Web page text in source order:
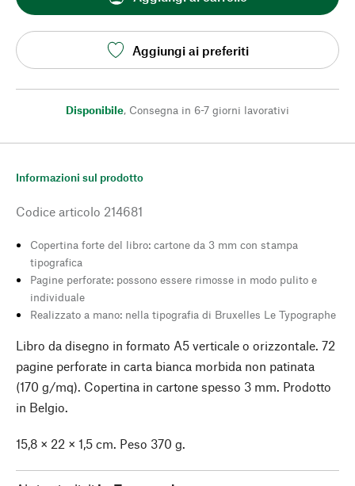
Aggiungi ai preferiti
Disponibile, Consegna in 6-7 giorni lavorativi
Informazioni sul prodotto
Codice articolo 214681
Copertina forte del libro: cartone da 3 mm con stampa
tipografica
Pagine perforate: possono essere rimosse in modo pulito e
individuale
Realizzato a mano: nella tipografia di Bruxelles Le Typographe
Libro da disegno in formato A5 verticale o orizzontale. 72
pagine perforate in carta bianca morbida non patinata
(170 g/mq). Copertina in cartone spesso 3 mm. Prodotto
in Belgio.
15,8 × 22 × 1,5 cm. Peso 370 g.